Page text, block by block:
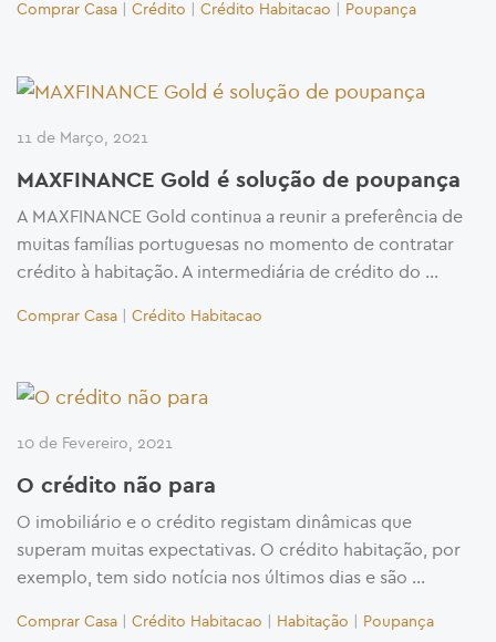
Comprar Casa | Crédito | Crédito Habitacao | Poupança
11 de Março, 2021
MAXFINANCE Gold é solução de poupança
A MAXFINANCE Gold continua a reunir a preferência de
muitas famílias portuguesas no momento de contratar
crédito à habitação. A intermediária de crédito do …
Comprar Casa | Crédito Habitacao
10 de Fevereiro, 2021
O crédito não para
O imobiliário e o crédito registam dinâmicas que
superam muitas expectativas. O crédito habitação, por
exemplo, tem sido notícia nos últimos dias e são …
Comprar Casa | Crédito Habitacao | Habitação | Poupança